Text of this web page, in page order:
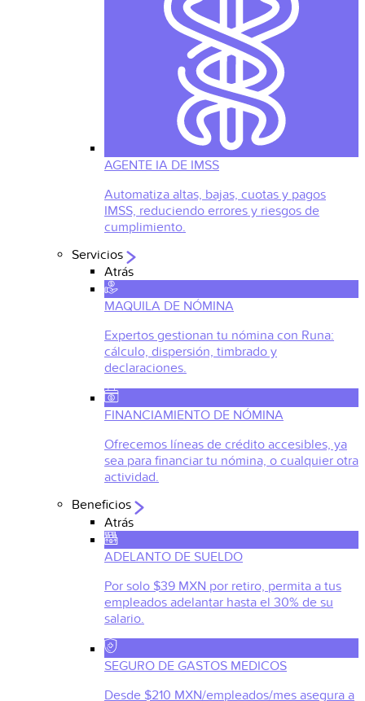
AGENTE IA DE IMSS
Automatiza altas, bajas, cuotas y pagos
IMSS, reduciendo errores y riesgos de
cumplimiento.
Servicios
Atrás
MAQUILA DE NÓMINA
Expertos gestionan tu nómina con Runa:
cálculo, dispersión, timbrado y
declaraciones.
FINANCIAMIENTO DE NÓMINA
Ofrecemos líneas de crédito accesibles, ya
sea para financiar tu nómina, o cualquier otra
actividad.
Beneficios
Atrás
ADELANTO DE SUELDO
Por solo $39 MXN por retiro, permita a tus
empleados adelantar hasta el 30% de su
salario.
SEGURO DE GASTOS MEDICOS
Desde $210 MXN/empleados/mes asegura a